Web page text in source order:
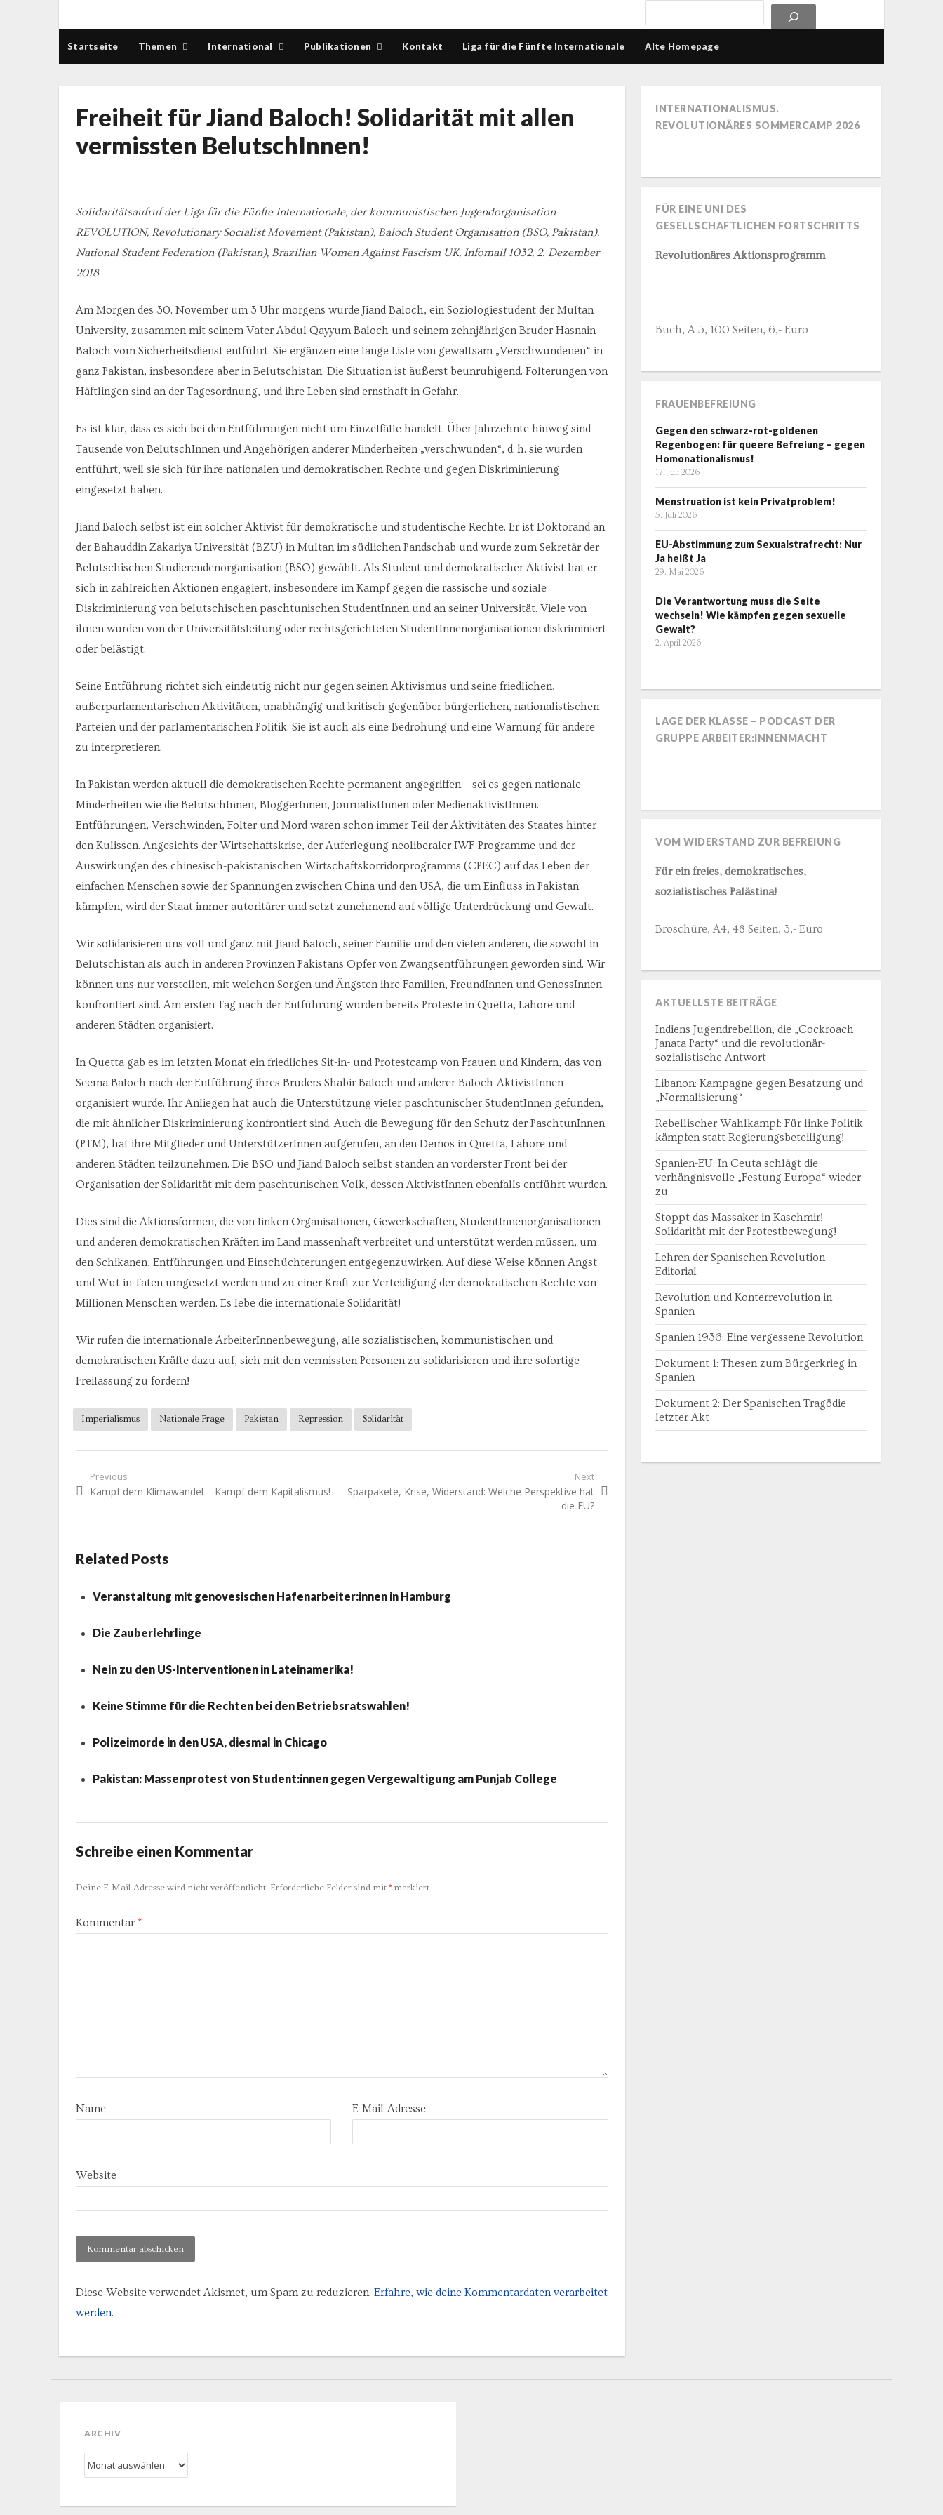
Startseite Themen International Publikationen Kontakt Liga für die Fünfte Internationale Alte Homepage
Freiheit für Jiand Baloch! Solidarität mit allen
vermissten BelutschInnen!
Solidaritätsaufruf der Liga für die Fünfte Internationale, der kommunistischen Jugendorganisation
REVOLUTION, Revolutionary Socialist Movement (Pakistan), Baloch Student Organisation (BSO, Pakistan),
National Student Federation (Pakistan), Brazilian Women Against Fascism UK, Infomail 1032, 2. Dezember
2018
Am Morgen des 30. November um 3 Uhr morgens wurde Jiand Baloch, ein Soziologiestudent der Multan
University, zusammen mit seinem Vater Abdul Qayyum Baloch und seinem zehnjährigen Bruder Hasnain
Baloch vom Sicherheitsdienst entführt. Sie ergänzen eine lange Liste von gewaltsam „Verschwundenen“ in
ganz Pakistan, insbesondere aber in Belutschistan. Die Situation ist äußerst beunruhigend. Folterungen von
Häftlingen sind an der Tagesordnung, und ihre Leben sind ernsthaft in Gefahr.
Es ist klar, dass es sich bei den Entführungen nicht um Einzelfälle handelt. Über Jahrzehnte hinweg sind
Tausende von BelutschInnen und Angehörigen anderer Minderheiten „verschwunden“, d. h. sie wurden
entführt, weil sie sich für ihre nationalen und demokratischen Rechte und gegen Diskriminierung
eingesetzt haben.
Jiand Baloch selbst ist ein solcher Aktivist für demokratische und studentische Rechte. Er ist Doktorand an
der Bahauddin Zakariya Universität (BZU) in Multan im südlichen Pandschab und wurde zum Sekretär der
Belutschischen Studierendenorganisation (BSO) gewählt. Als Student und demokratischer Aktivist hat er
sich in zahlreichen Aktionen engagiert, insbesondere im Kampf gegen die rassische und soziale
Diskriminierung von belutschischen paschtunischen StudentInnen und an seiner Universität. Viele von
ihnen wurden von der Universitätsleitung oder rechtsgerichteten StudentInnenorganisationen diskriminiert
oder belästigt.
Seine Entführung richtet sich eindeutig nicht nur gegen seinen Aktivismus und seine friedlichen,
außerparlamentarischen Aktivitäten, unabhängig und kritisch gegenüber bürgerlichen, nationalistischen
Parteien und der parlamentarischen Politik. Sie ist auch als eine Bedrohung und eine Warnung für andere
zu interpretieren.
In Pakistan werden aktuell die demokratischen Rechte permanent angegriffen – sei es gegen nationale
Minderheiten wie die BelutschInnen, BloggerInnen, JournalistInnen oder MedienaktivistInnen.
Entführungen, Verschwinden, Folter und Mord waren schon immer Teil der Aktivitäten des Staates hinter
den Kulissen. Angesichts der Wirtschaftskrise, der Auferlegung neoliberaler IWF-Programme und der
Auswirkungen des chinesisch-pakistanischen Wirtschaftskorridorprogramms (CPEC) auf das Leben der
einfachen Menschen sowie der Spannungen zwischen China und den USA, die um Einfluss in Pakistan
kämpfen, wird der Staat immer autoritärer und setzt zunehmend auf völlige Unterdrückung und Gewalt.
Wir solidarisieren uns voll und ganz mit Jiand Baloch, seiner Familie und den vielen anderen, die sowohl in
Belutschistan als auch in anderen Provinzen Pakistans Opfer von Zwangsentführungen geworden sind. Wir
können uns nur vorstellen, mit welchen Sorgen und Ängsten ihre Familien, FreundInnen und GenossInnen
konfrontiert sind. Am ersten Tag nach der Entführung wurden bereits Proteste in Quetta, Lahore und
anderen Städten organisiert.
In Quetta gab es im letzten Monat ein friedliches Sit-in- und Protestcamp von Frauen und Kindern, das von
Seema Baloch nach der Entführung ihres Bruders Shabir Baloch und anderer Baloch-AktivistInnen
organisiert wurde. Ihr Anliegen hat auch die Unterstützung vieler paschtunischer StudentInnen gefunden,
die mit ähnlicher Diskriminierung konfrontiert sind. Auch die Bewegung für den Schutz der PaschtunInnen
(PTM), hat ihre Mitglieder und UnterstützerInnen aufgerufen, an den Demos in Quetta, Lahore und
anderen Städten teilzunehmen. Die BSO und Jiand Baloch selbst standen an vorderster Front bei der
Organisation der Solidarität mit dem paschtunischen Volk, dessen AktivistInnen ebenfalls entführt wurden.
Dies sind die Aktionsformen, die von linken Organisationen, Gewerkschaften, StudentInnenorganisationen
und anderen demokratischen Kräften im Land massenhaft verbreitet und unterstützt werden müssen, um
den Schikanen, Entführungen und Einschüchterungen entgegenzuwirken. Auf diese Weise können Angst
und Wut in Taten umgesetzt werden und zu einer Kraft zur Verteidigung der demokratischen Rechte von
Millionen Menschen werden. Es lebe die internationale Solidarität!
Wir rufen die internationale ArbeiterInnenbewegung, alle sozialistischen, kommunistischen und
demokratischen Kräfte dazu auf, sich mit den vermissten Personen zu solidarisieren und ihre sofortige
Freilassung zu fordern!
Imperialismus Nationale Frage Pakistan Repression Solidarität
Beitragsnavigation
Previous
Previous
Kampf dem Klimawandel – Kampf dem Kapitalismus!
Next
Next
Sparpakete, Krise, Widerstand: Welche Perspektive hat
die EU?
Related Posts
Veranstaltung mit genovesischen Hafenarbeiter:innen in Hamburg
Die Zauberlehrlinge
Nein zu den US-Interventionen in Lateinamerika!
Keine Stimme für die Rechten bei den Betriebsratswahlen!
Polizeimorde in den USA, diesmal in Chicago
Pakistan: Massenprotest von Student:innen gegen Vergewaltigung am Punjab College
Schreibe einen Kommentar
Deine E-Mail-Adresse wird nicht veröffentlicht. Erforderliche Felder sind mit *markiert
Kommentar *
Name E-Mail-Adresse
Website
Diese Website verwendet Akismet, um Spam zu reduzieren. Erfahre, wie deine Kommentardaten verarbeitet
werden.
INTERNATIONALISMUS.
REVOLUTIONÄRES SOMMERCAMP 2026
FÜR EINE UNI DES
GESELLSCHAFTLICHEN FORTSCHRITTS
Revolutionäres Aktionsprogramm
Buch, A 5, 100 Seiten, 6,- Euro
FRAUENBEFREIUNG
Gegen den schwarz-rot-goldenen
Regenbogen: für queere Befreiung – gegen
Homonationalismus!
17. Juli 2026
Menstruation ist kein Privatproblem!
5. Juli 2026
EU-Abstimmung zum Sexualstrafrecht: Nur
Ja heißt Ja
29. Mai 2026
Die Verantwortung muss die Seite
wechseln! Wie kämpfen gegen sexuelle
Gewalt?
2. April 2026
LAGE DER KLASSE – PODCAST DER
GRUPPE ARBEITER:INNENMACHT
VOM WIDERSTAND ZUR BEFREIUNG
Für ein freies, demokratisches,
sozialistisches Palästina!
Broschüre, A4, 48 Seiten, 3,- Euro
AKTUELLSTE BEITRÄGE
Indiens Jugendrebellion, die „Cockroach
Janata Party“ und die revolutionär-
sozialistische Antwort
Libanon: Kampagne gegen Besatzung und
„Normalisierung“
Rebellischer Wahlkampf: Für linke Politik
kämpfen statt Regierungsbeteiligung!
Spanien-EU: In Ceuta schlägt die
verhängnisvolle „Festung Europa“ wieder
zu
Stoppt das Massaker in Kaschmir!
Solidarität mit der Protestbewegung!
Lehren der Spanischen Revolution –
Editorial
Revolution und Konterrevolution in
Spanien
Spanien 1936: Eine vergessene Revolution
Dokument 1: Thesen zum Bürgerkrieg in
Spanien
Dokument 2: Der Spanischen Tragödie
letzter Akt
ARCHIV
Archiv